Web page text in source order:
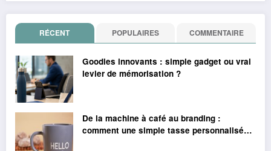
RÉCENT POPULAIRES COMMENTAIRE
Goodies innovants : simple gadget ou vrai
levier de mémorisation ?
De la machine à café au branding :
comment une simple tasse personnalisée